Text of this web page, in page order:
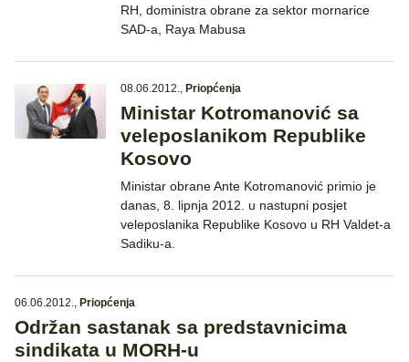
RH, doministra obrane za sektor mornarice
SAD-a, Raya Mabusa
08.06.2012., Priopćenja
Ministar Kotromanović sa
veleposlanikom Republike
Kosovo
Ministar obrane Ante Kotromanović primio je
danas, 8. lipnja 2012. u nastupni posjet
veleposlanika Republike Kosovo u RH Valdet-a
Sadiku-a.
06.06.2012., Priopćenja
Održan sastanak sa predstavnicima
sindikata u MORH-u